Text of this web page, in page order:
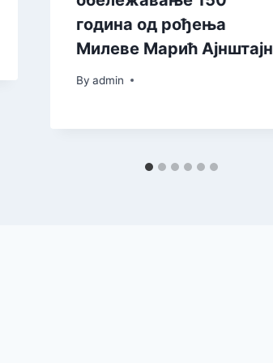
година од рођења
Милеве Марић Ајнштајн
By admin